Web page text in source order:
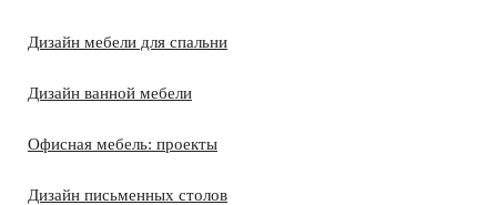
Дизайн мебели для спальни
Дизайн ванной мебели
Офисная мебель: проекты
Дизайн письменных столов